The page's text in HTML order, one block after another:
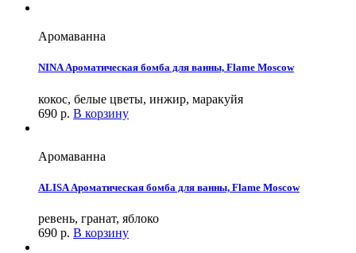
Аромаванна
NINA Ароматическая бомба для ванны, Flame Moscow
кокос, белые цветы, инжир, маракуйя
690 р. В корзину
Аромаванна
ALISA Ароматическая бомба для ванны, Flame Moscow
ревень, гранат, яблоко
690 р. В корзину